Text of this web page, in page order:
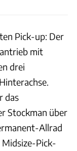
Pick-up: Der
mit
drei
das
Stockman über
Allrad
Pick-